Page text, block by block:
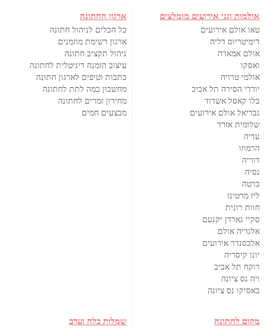
אולמות וגני אירועים מומלצים
טאו אולם אירועים
דימיטריוס דליה
אולם אמארה
ואסקו
אולמי טרויה
יורדי הסירה תל אביב
בלו קאסל אשדוד
גבריאל אולם אירועים
שלומית אזרד
עדיה
הרמוזו
דוריה
נסיה
ברטה
ליז מרטינז
חוות רונית
סקיי גארדן יקנעם
אלגריה אולם
אלכסנדר אירועים
יונו קיסריה
רוקח תל אביב
ויה נס ציונה
באסיקו נס ציונה
ארגון החתונה
כל הכלים לניהול חתונה
ארגון רשימת מוזמנים
ניהול תקציב חתונה
עיצוב הזמנה דיגיטלית לחתונה
כתבות וטיפים לארגון חתונה
מחשבון כמה לתת לחתונה
מחירון זמרים לחתונה
מבצעים חמים
מקום לחתונה שמלות כלה וערב